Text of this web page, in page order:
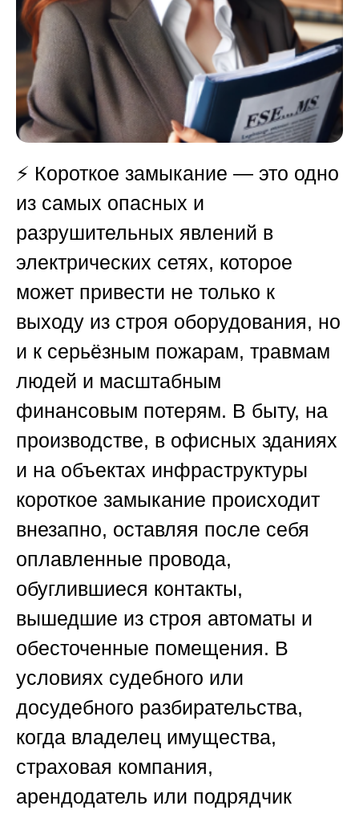
⚡ Короткое замыкание — это одно
из самых опасных и
разрушительных явлений в
электрических сетях, которое
может привести не только к
выходу из строя оборудования, но
и к серьёзным пожарам, травмам
людей и масштабным
финансовым потерям. В быту, на
производстве, в офисных зданиях
и на объектах инфраструктуры
короткое замыкание происходит
внезапно, оставляя после себя
оплавленные провода,
обуглившиеся контакты,
вышедшие из строя автоматы и
обесточенные помещения. В
условиях судебного или
досудебного разбирательства,
когда владелец имущества,
страховая компания,
арендодатель или подрядчик